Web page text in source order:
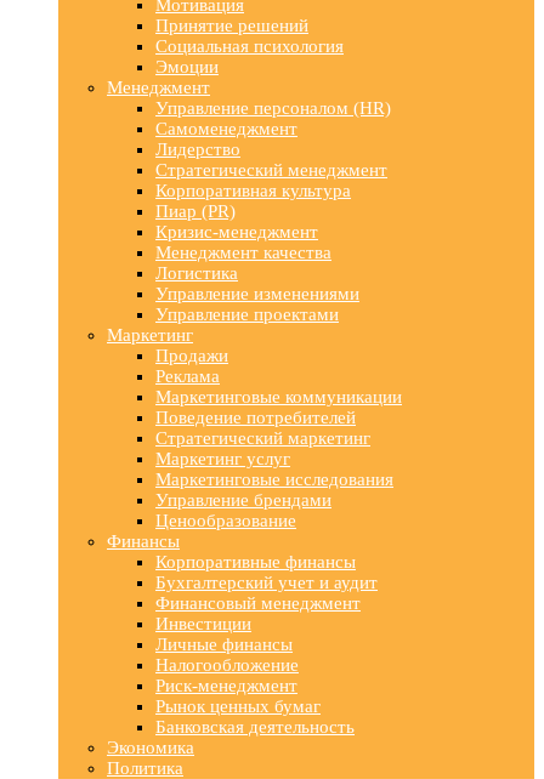
Мотивация
Принятие решений
Социальная психология
Эмоции
Менеджмент
Управление персоналом (HR)
Самоменеджмент
Лидерство
Стратегический менеджмент
Корпоративная культура
Пиар (PR)
Кризис-менеджмент
Менеджмент качества
Логистика
Управление изменениями
Управление проектами
Маркетинг
Продажи
Реклама
Маркетинговые коммуникации
Поведение потребителей
Стратегический маркетинг
Маркетинг услуг
Маркетинговые исследования
Управление брендами
Ценообразование
Финансы
Корпоративные финансы
Бухгалтерский учет и аудит
Финансовый менеджмент
Инвестиции
Личные финансы
Налогообложение
Риск-менеджмент
Рынок ценных бумаг
Банковская деятельность
Экономика
Политика